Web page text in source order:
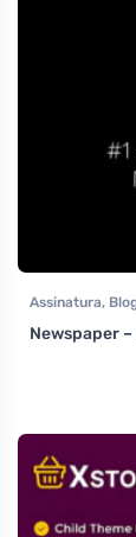
Assinatura,
learning
,
Newspaper –